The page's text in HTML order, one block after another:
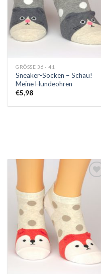
GRÖSSE 36 - 41
Sneaker-Socken – Schau!
Meine Hundeohren
€5,98
Wunschliste